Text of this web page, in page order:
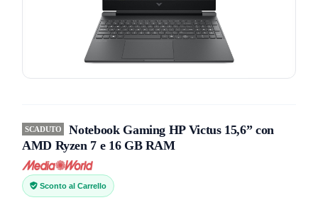
SCADUTO
Notebook Gaming HP Victus 15,6” con
AMD Ryzen 7 e 16 GB RAM
Sconto al Carrello